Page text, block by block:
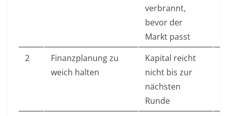
verbrannt,
bevor der
Markt passt
2
Finanzplanung zu
weich halten
Kapital reicht
nicht bis zur
nächsten
Runde